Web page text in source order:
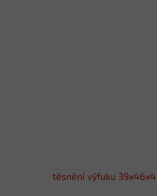
těsnění výfuku 39x46x4